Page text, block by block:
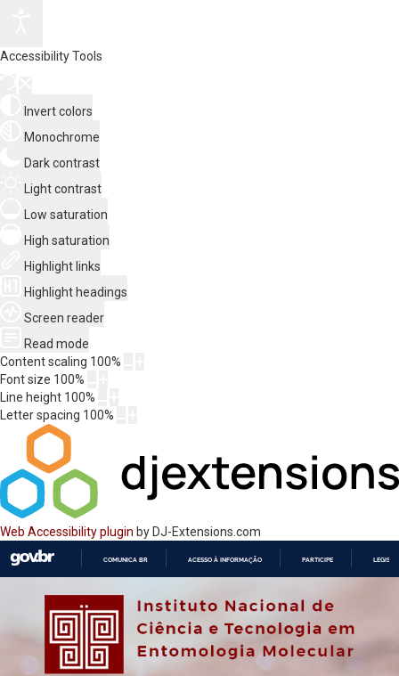
Accessibility Tools
Invert colors
Monochrome
Dark contrast
Light contrast
Low saturation
High saturation
Highlight links
Highlight headings
Screen reader
Read mode
Content scaling 100%
Font size 100%
Line height 100%
Letter spacing 100%
Web Accessibility plugin by DJ-Extensions.com
O
COMUNICA BR ACESSO À INFORMAÇÃO PARTICIPE